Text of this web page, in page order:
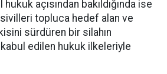
açısından bakıldığında ise
topluca hedef alan ve
sürdüren bir silahın
kabul edilen hukuk ilkeleriyle